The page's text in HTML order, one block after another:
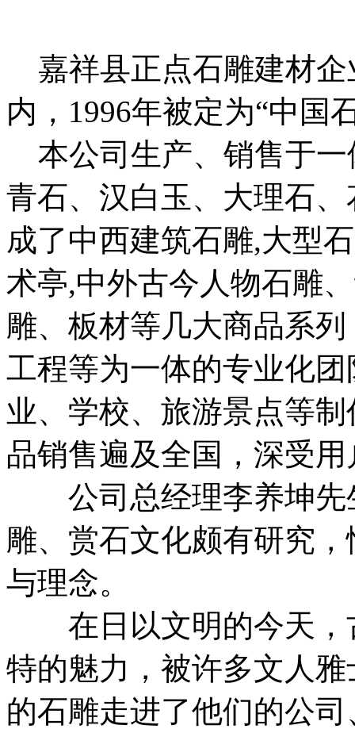
嘉祥县正点石雕建材企
内，1996年被定为“中国
本公司生产、销售于一
青石、汉白玉、大理石
成了中西建筑石雕,大型
术亭,中外古今人物石雕
雕、板材等几大商品系
工程等为一体的专业化
业、学校、旅游景点等
品销售遍及全国，深受
公司总经理李养坤先
雕、赏石文化颇有研究
与理念。
在日以文明的今天，
特的魅力，被许多文人
的石雕走进了他们的公